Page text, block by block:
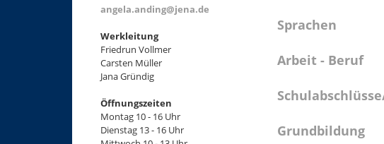
angela.anding@jena.de
Werkleitung
Friedrun Vollmer
Carsten Müller
Jana Gründig
Öffnungszeiten
Montag 10 - 16 Uhr
Dienstag 13 - 16 Uhr
Sprachen
Arbeit - Beruf
Grundbildung